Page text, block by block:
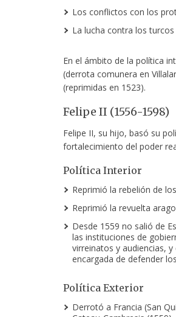
Los conflictos con los
La lucha contra los
En el ámbito de la política
(derrota comunera en
(reprimidas en 1523).
Felipe II (1556-1598)
Felipe II, su hijo, basó su
fortalecimiento del poder
Política Interior
Reprimió la rebelión de
Reprimió la revuelta
Desde 1559 no salió de
las instituciones de
virreinatos y audiencias,
encargada de defender
Política Exterior
Derrotó a Francia (San